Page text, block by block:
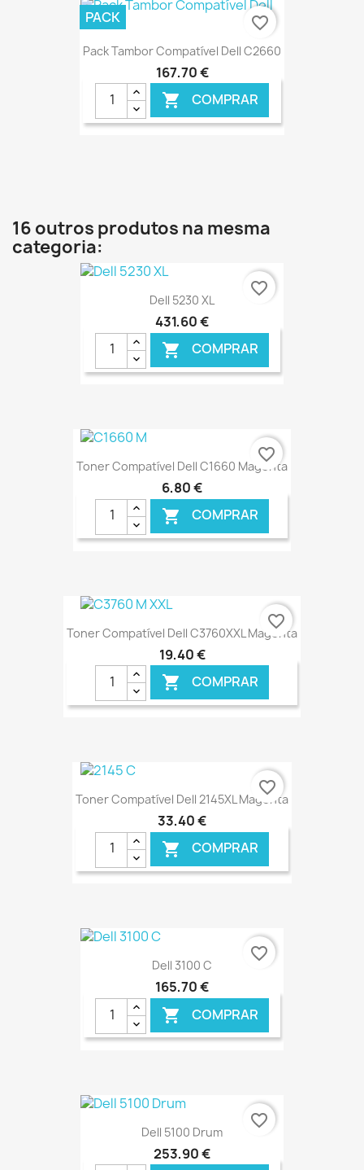
Pack Tambor Compatível Dell C2660
167,70 €
 COMPRAR
PACK favorite_border
16 outros produtos na mesma
categoria:
Dell 5230 XL
431,60 €
 COMPRAR
€ ONLINE
favorite_border
Toner Compatível Dell C1660 Magenta
6,80 €
 COMPRAR
€ ONLINE
favorite_border
Toner Compatível Dell C3760XXL Magenta
19,40 €
 COMPRAR
€ ONLINE
favorite_border
Toner Compatível Dell 2145XL Magenta
33,40 €
 COMPRAR
€ ONLINE
favorite_border
Dell 3100 C
165,70 €
 COMPRAR
€ ONLINE
favorite_border
Dell 5100 Drum
253,90 €
favorite_border